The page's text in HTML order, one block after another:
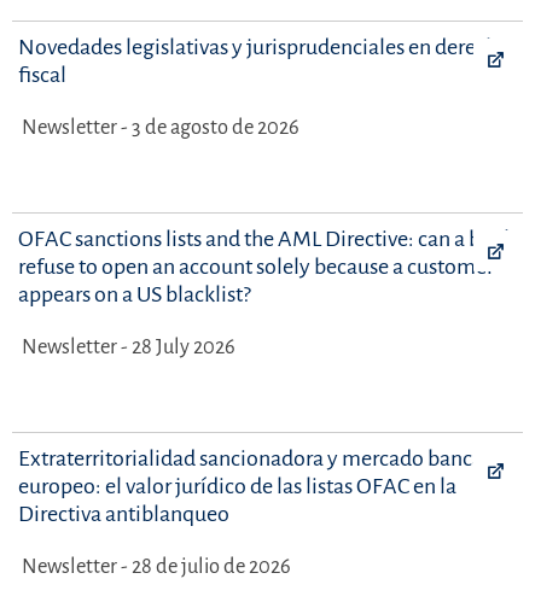
Novedades legislativas y jurisprudenciales en derecho
fiscal
Newsletter - 3 de agosto de 2026
OFAC sanctions lists and the AML Directive: can a bank
refuse to open an account solely because a customer
appears on a US blacklist?
Newsletter - 28 July 2026
Extraterritorialidad sancionadora y mercado bancario
europeo: el valor jurídico de las listas OFAC en la
Directiva antiblanqueo
Newsletter - 28 de julio de 2026